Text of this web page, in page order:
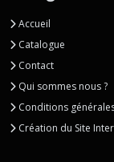
Accueil
Catalogue
Contact
Qui sommes nous ?
Conditions
Création du Site